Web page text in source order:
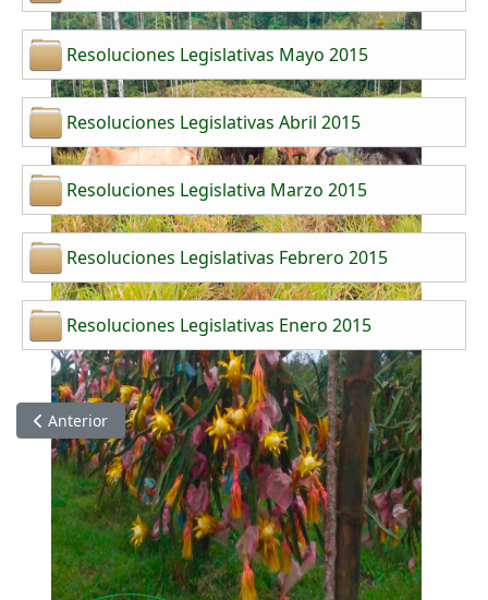
Resoluciones Legislativas Mayo 2015
Resoluciones Legislativas Abril 2015
Resoluciones Legislativa Marzo 2015
Resoluciones Legislativas Febrero 2015
Resoluciones Legislativas Enero 2015
Artículo anterior: Resoluciones Legislativas 2016
Anterior